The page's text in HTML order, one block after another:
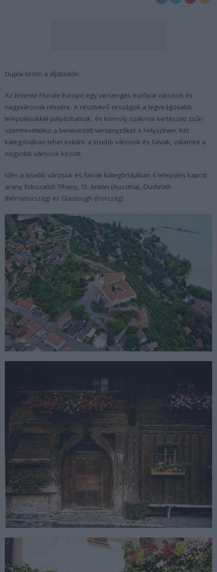
Dupla öröm a díjátadón.
Az Entente Florale Europe egy versengés európai városok és
nagyvárosok részére. A résztvevő országok a legvirágosabb
településükkel pályázhatnak, és komoly szakmai kertészeti zsűri
szemrevételezi a benevezett versenyzőket a helyszínen. Két
kategóriában lehet indulni: a kisebb városok és falvak, valamint a
nagyobb városok között.
Idén a kisebb városok és falvak kategóriájában 4 település kapott
arany fokozatot: Tihany, St. Anton (Ausztria), Duchroth
(Németország) és Glaslough (Írország).